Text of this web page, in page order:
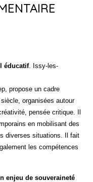
éducatif. Issy-les-
, propose un cadre
siècle, organisées autour
pensée critique. Il
en mobilisant des
diverses situations. Il fait
les compétences
enjeu de souveraineté